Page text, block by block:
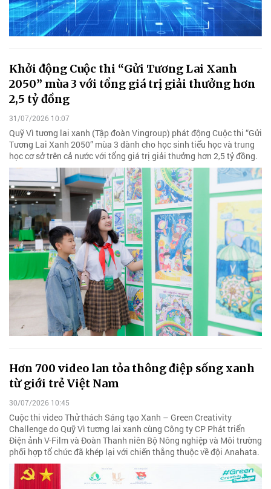
Khởi động Cuộc thi “Gửi Tương Lai Xanh
2050” mùa 3 với tổng giá trị giải thưởng hơn
2,5 tỷ đồng
31/07/2026 10:07
Quỹ Vì tương lai xanh (Tập đoàn Vingroup) phát động Cuộc thi “Gửi
Tương Lai Xanh 2050” mùa 3 dành cho học sinh tiểu học và trung
học cơ sở trên cả nước với tổng giá trị giải thưởng hơn 2,5 tỷ đồng.
Hơn 700 video lan tỏa thông điệp sống xanh
từ giới trẻ Việt Nam
30/07/2026 10:45
Cuộc thi video Thử thách Sáng tạo Xanh – Green Creativity
Challenge do Quỹ Vì tương lai xanh cùng Công ty CP Phát triển
Điện ảnh V-Film và Đoàn Thanh niên Bộ Nông nghiệp và Môi trường
phối hợp tổ chức đã khép lại với chiến thắng thuộc về đội Anahata.